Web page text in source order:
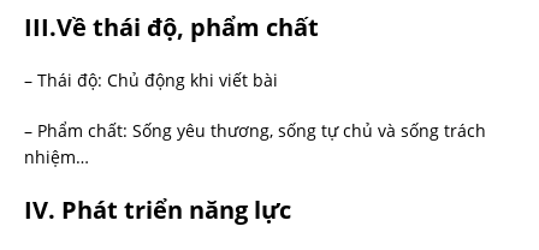
III.Về thái độ, phẩm chất
– Thái độ: Chủ động khi viết bài
– Phẩm chất: Sống yêu thương, sống tự chủ và sống trách
nhiệm…
IV. Phát triển năng lực